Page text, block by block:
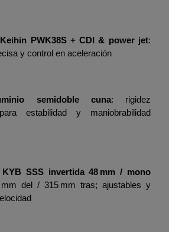
PWK38S + CDI & power jet:
y control en aceleración
semidoble cuna: rigidez
estabilidad y maniobrabilidad
SSS invertida 48 mm / mono
mm del / 315 mm tras; ajustables y